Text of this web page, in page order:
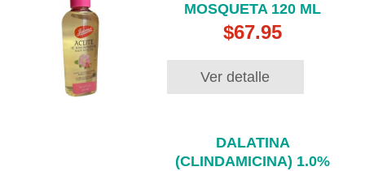
MOSQUETA 120 ML
$67.95
Ver detalle
DALATINA
(CLINDAMICINA) 1.0%